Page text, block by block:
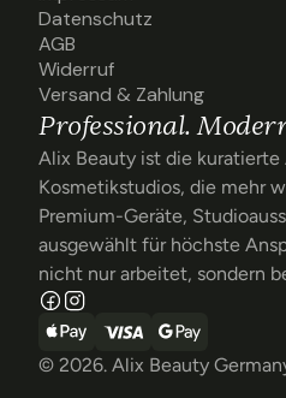
Professional.
Alix Beauty ist die kuratierte
Kosmetikstudios, die mehr
Premium-Geräte,
ausgewählt für höchste
nicht nur arbeitet, sondern
© 2026. Alix Beauty
Impressum
Datenschutz
Datenschutz
AGB
AGB
Widerruf
Widerruf
Versand & Zahlung
Versand & Zahlung